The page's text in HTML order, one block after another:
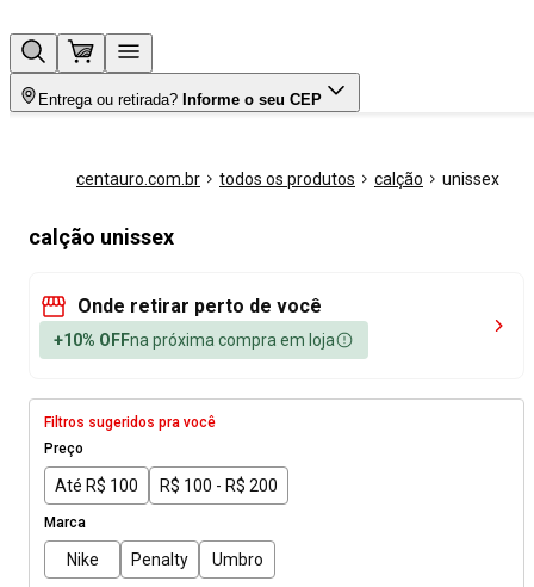
Entrega ou retirada? Informe o seu CEP
centauro.com.br todos os produtos calção unissex
calção unissex
Onde retirar perto de você
+10% OFFna próxima compra em loja
Filtros sugeridos pra você
Preço
Até R$ 100 R$ 100 - R$ 200
Marca
Nike Penalty Umbro